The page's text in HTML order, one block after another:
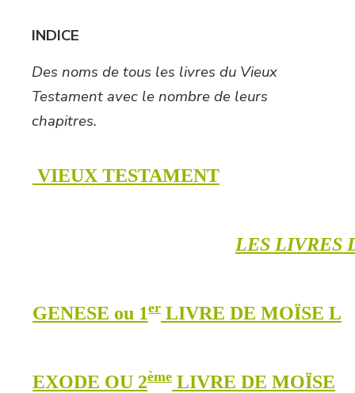
INDICE
Des noms de tous les livres du Vieux
Testament avec le nombre de leurs
chapitres.
VIEUX TESTAMENT
LES LIVRES
GENESE ou 1er LIVRE DE MOÏSE L
EXODE OU 2ème LIVRE DE MOÏSE